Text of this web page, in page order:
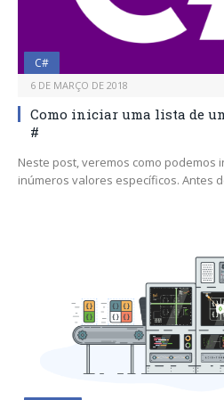
C#
6 DE MARÇO DE 2018
Como iniciar uma lista de
#
Neste post, veremos como podemos
inúmeros valores específicos. Antes